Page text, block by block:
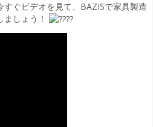
ぐビデオを見て、BAZISで家具製造
しょう！